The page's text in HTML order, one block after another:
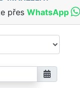
přes WhatsApp